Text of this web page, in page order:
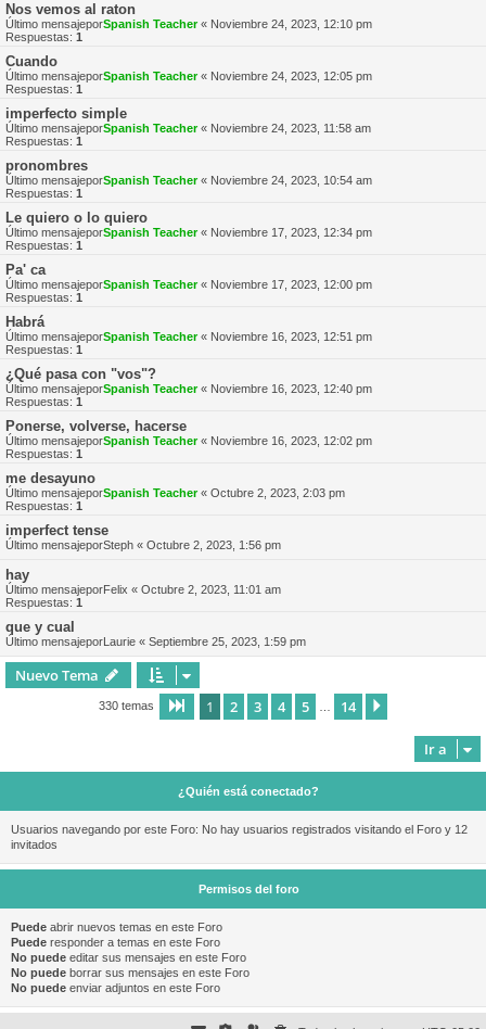
Nos vemos al raton
Último mensajeporSpanish Teacher« Noviembre 24, 2023, 12:10 pm
Respuestas: 1
Cuando
Último mensajeporSpanish Teacher« Noviembre 24, 2023, 12:05 pm
Respuestas: 1
imperfecto simple
Último mensajeporSpanish Teacher« Noviembre 24, 2023, 11:58 am
Respuestas: 1
pronombres
Último mensajeporSpanish Teacher« Noviembre 24, 2023, 10:54 am
Respuestas: 1
Le quiero o lo quiero
Último mensajeporSpanish Teacher« Noviembre 17, 2023, 12:34 pm
Respuestas: 1
Pa' ca
Último mensajeporSpanish Teacher« Noviembre 17, 2023, 12:00 pm
Respuestas: 1
Habrá
Último mensajeporSpanish Teacher« Noviembre 16, 2023, 12:51 pm
Respuestas: 1
¿Qué pasa con "vos"?
Último mensajeporSpanish Teacher« Noviembre 16, 2023, 12:40 pm
Respuestas: 1
Ponerse, volverse, hacerse
Último mensajeporSpanish Teacher« Noviembre 16, 2023, 12:02 pm
Respuestas: 1
me desayuno
Último mensajeporSpanish Teacher« Octubre 2, 2023, 2:03 pm
Respuestas: 1
imperfect tense
Último mensajeporSteph « Octubre 2, 2023, 1:56 pm
hay
Último mensajeporFelix « Octubre 2, 2023, 11:01 am
Respuestas: 1
que y cual
Último mensajeporLaurie « Septiembre 25, 2023, 1:59 pm
Nuevo Tema
330 temas Página de 14
1 2 3 4 5 14
Ir a
¿Quién está conectado?
Usuarios navegando por este Foro: No hay usuarios registrados visitando el Foro y 12
invitados
Permisos del foro
Puede abrir nuevos temas en este Foro
Puede responder a temas en este Foro
No puede editar sus mensajes en este Foro
No puede borrar sus mensajes en este Foro
No puede enviar adjuntos en este Foro